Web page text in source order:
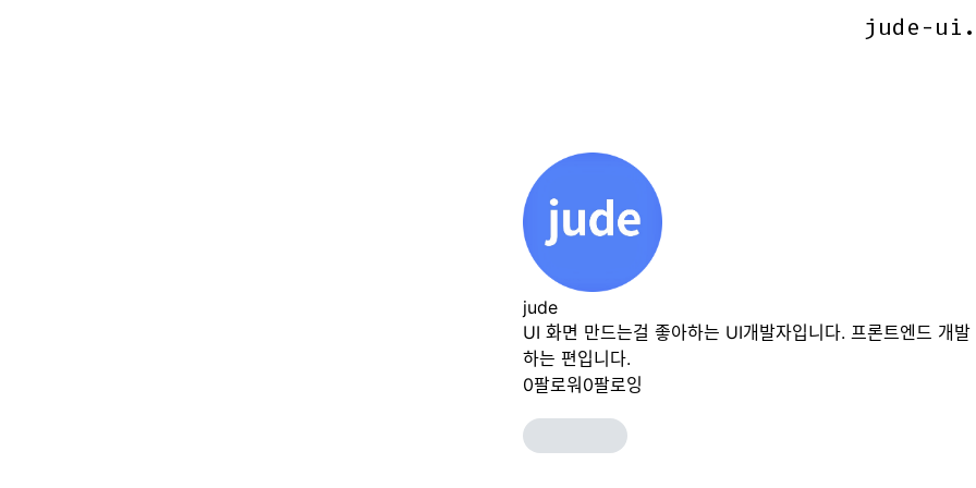
jude-
jude-
jude
UI 화면 만드는걸 좋아하는 UI개발자입니다. 프론트엔드 개
하는 편입니다.
0팔로워 0팔로잉